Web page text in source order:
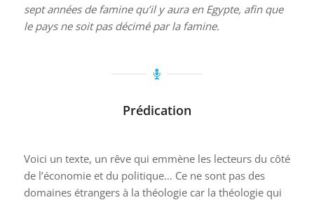
sept années de famine qu’il y aura en Egypte, afin que
le pays ne soit pas décimé par la famine.
Prédication
Voici un texte, un rêve qui emmène les lecteurs du côté
de l’économie et du politique… Ce ne sont pas des
domaines étrangers à la théologie car la théologie qui